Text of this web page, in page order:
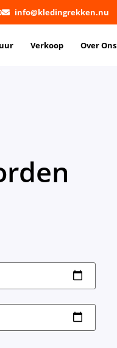
info@kledingrekken.nu
Verkoop Over Ons